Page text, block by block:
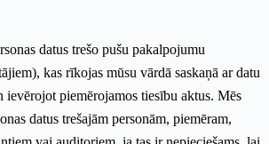
datus trešo pušu pakalpojumu
kas rīkojas mūsu vārdā saskaņā ar datu
ievērojot piemērojamos tiesību aktus. Mēs
datus trešajām personām, piemēram,